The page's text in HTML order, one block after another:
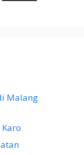
Malang